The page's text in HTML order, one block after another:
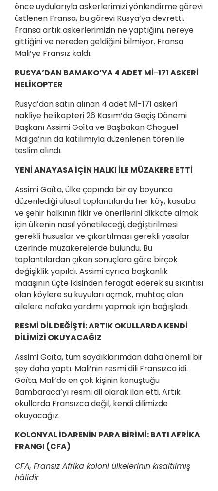
önce uydularıyla askerlerimizi yönlendirme görevi
üstlenen Fransa, bu görevi Rusya’ya devretti.
Fransa artık askerlerimizin ne yaptığını, nereye
gittiğini ve nereden geldiğini bilmiyor. Fransa
Mali’ye Fransız kaldı.
RUSYA’DAN BAMAKO’YA 4 ADET Mİ-171 ASKERİ
HELİKOPTER
Rusya’dan satın alınan 4 adet Mİ-171 askerî
nakliye helikopteri 26 Kasım’da Geçiş Dönemi
Başkanı Assimi Goïta ve Başbakan Choguel
Maïga’nın da katılımıyla düzenlenen tören ile
teslim alındı.
YENİ ANAYASA İÇİN HALKI İLE MÜZAKERE ETTİ
Assimi Goïta, ülke çapında bir ay boyunca
düzenlediği ulusal toplantılarda her köy, kasaba
ve şehir halkının fikir ve önerilerini dikkate almak
için ülkenin nasıl yönetileceği, değiştirilmesi
gerekli hususlar ve çıkartılması gerekli yasalar
üzerinde müzakerelerde bulundu. Bu
toplantılardan çıkan sonuçlara göre birçok
değişiklik yapıldı. Assimi ayrıca başkanlık
maaşının üçte ikisinden feragat ederek su sıkıntısı
olan köylere su kuyuları açmak, muhtaç olan
ailelere nafaka yardımı yapmak için bağışladı.
RESMİ DİL DEĞİŞTİ: ARTIK OKULLARDA KENDİ
DİLİMİZİ OKUYACAĞIZ
Assimi Goïta, tüm saydıklarımdan daha önemli bir
şey daha yaptı. Mali’nin resmi dili Fransızca idi.
Goïta, Mali’de en çok kişinin konuştuğu
Bambaraca’yı resmi dil olarak ilan etti. Artık
okullarda Fransızca değil, kendi dilimizde
okuyacağız.
KOLONYAL İDARENİN PARA BİRİMİ: BATI AFRİKA
FRANGI (CFA)
CFA, Fransız Afrika koloni ülkelerinin kısaltılmış
hâlidir